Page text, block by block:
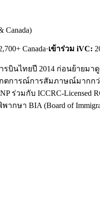
Canada)
Canada·เข้าร่วม iVC:
ไทยปี 2014 ก่อนย้ายมาดูแ
ารณ์การสัมภาษณ์มากกว่า
ร่วมกับ ICCRC-Licensed
ษา BIA (Board of